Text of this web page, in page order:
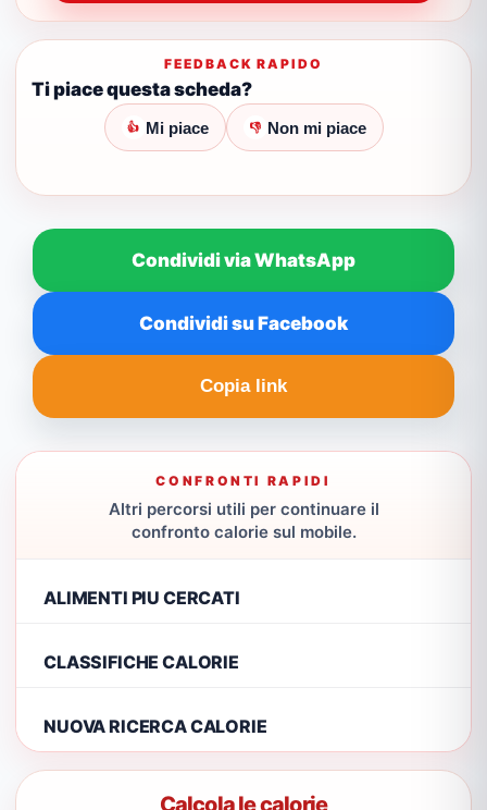
FEEDBACK RAPIDO
Ti piace questa scheda?
👍 Mi piace 👎 Non mi piace
Condividi via WhatsApp
Condividi su Facebook
Copia link
CONFRONTI RAPIDI
Altri percorsi utili per continuare il
confronto calorie sul mobile.
ALIMENTI PIU CERCATI
CLASSIFICHE CALORIE
NUOVA RICERCA CALORIE
Calcola le calorie